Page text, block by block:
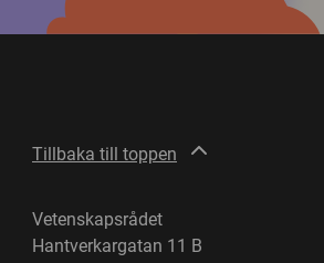
Tillbaka till toppen
Vetenskapsrådet
Hantverkargatan 11 B